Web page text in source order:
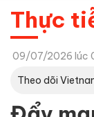
Thực
09/07/2026 lúc
Theo dõi